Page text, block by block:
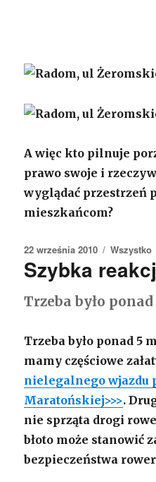
A więc kto pilnuje
prawo swoje i
wyglądać przestrzeń
mieszkańcom?
Opublikowano
22 września 2010 Kategorie
Wszystko
Szybka
Trzeba było
Trzeba było ponad 5
mamy częściowe
nielegalnego wjazdu
Maratońskiej>>>.
nie sprząta drogi
błoto może stanowić
bezpieczeństwa